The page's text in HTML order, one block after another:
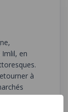
en
à
simplement